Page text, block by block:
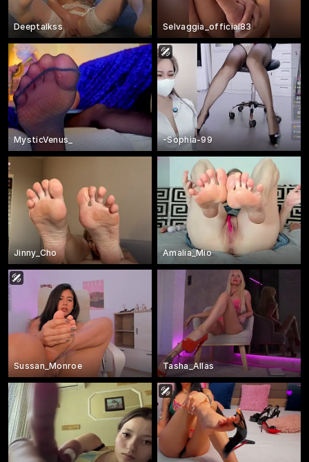
Deeptalkss Selvaggia_official83
MysticVenus_ -Sophia-99
Jinny_Cho Amalia_Mio
Sussan_Monroe Tasha_Allas